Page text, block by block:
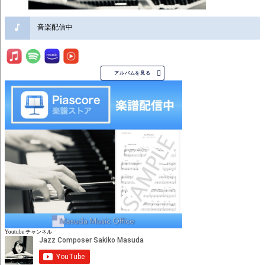
音楽配信中
アルバムを見る 
Youtube チャンネル